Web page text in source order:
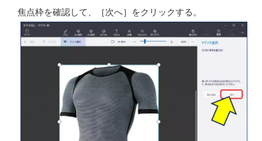
3. 画像から「商品」を切り抜いた例
画像を取り込み、メニューバーの下にある「マジック選
択」をクリックする。